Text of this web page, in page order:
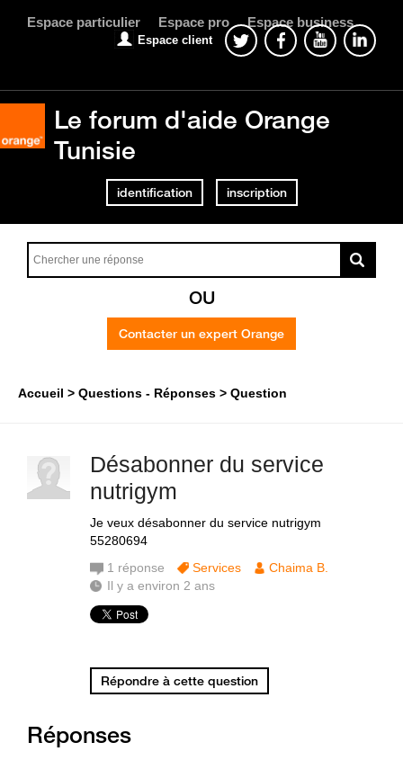
Espace particulier Espace pro Espace business
Espace client
Le forum d'aide Orange
Tunisie
identification inscription
OU
Contacter un expert Orange
Accueil Questions - Réponses Question
Désabonner du service
nutrigym
Je veux désabonner du service nutrigym
55280694
1 réponse Services
Chaima B.
Il y a environ 2 ans
Répondre à cette question
Réponses